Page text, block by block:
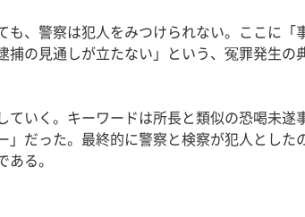
、警察は犯人をみつけられない。ここに「
捕の見通しが立たない」という、冤罪発生の
いく。キーワードは所長と類似の恐喝未遂
だった。最終的に警察と検察が犯人とした
る。